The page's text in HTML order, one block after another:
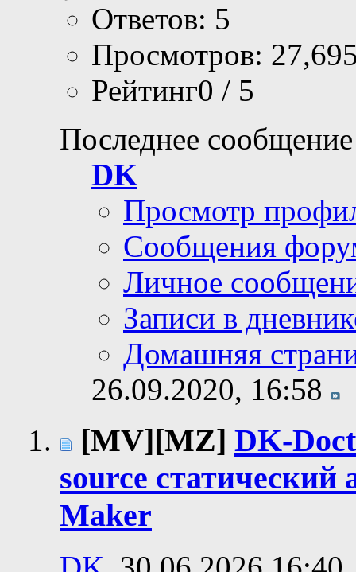
Ответов: 5
Просмотров:
Рейтинг0 / 5
Последнее
DK
Просмотр
Сообщения
Личное
Записи в
Домашняя
26.09.2020, 16:58
[MV][MZ] DK-
source статический
Maker